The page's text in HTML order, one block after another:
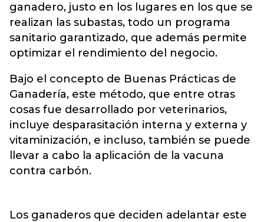
ganadero, justo en los lugares en los que se
realizan las subastas, todo un programa
sanitario garantizado, que además permite
optimizar el rendimiento del negocio.
Bajo el concepto de Buenas Prácticas de
Ganadería, este método, que entre otras
cosas fue desarrollado por veterinarios,
incluye desparasitación interna y externa y
vitaminización, e incluso, también se puede
llevar a cabo la aplicación de la vacuna
contra carbón.
Los ganaderos que deciden adelantar este